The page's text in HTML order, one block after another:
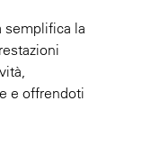
semplifica la
e offrendoti